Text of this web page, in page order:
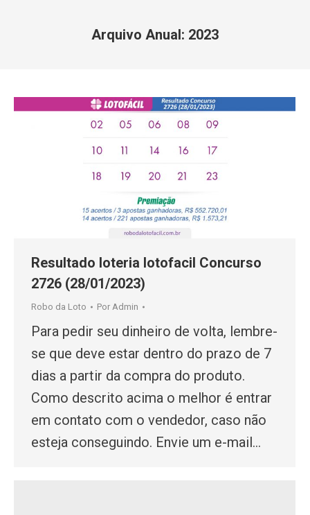
Arquivo Anual: 2023
Resultado loteria lotofacil Concurso
2726 (28/01/2023)
Robo da Loto Por Admin
Para pedir seu dinheiro de volta, lembre-
se que deve estar dentro do prazo de 7
dias a partir da compra do produto.
Como descrito acima o melhor é entrar
em contato com o vendedor, caso não
esteja conseguindo. Envie um e-mail…